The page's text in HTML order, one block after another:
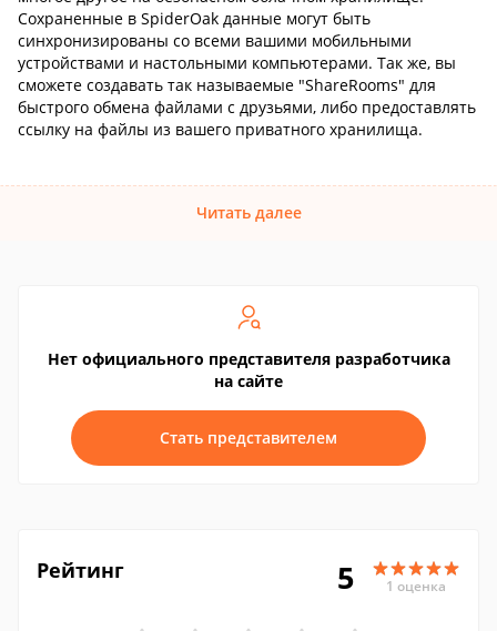
Сохраненные в SpiderOak данные могут быть
синхронизированы со всеми вашими мобильными
устройствами и настольными компьютерами. Так же, вы
сможете создавать так называемые "ShareRooms" для
быстрого обмена файлами с друзьями, либо предоставлять
ссылку на файлы из вашего приватного хранилища.
Читать далее
Нет официального представителя разработчика
на сайте
Стать представителем
Рейтинг 5 1 оценка